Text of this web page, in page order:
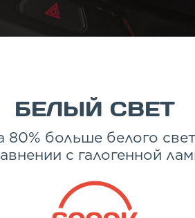
БЕЛЫЙ СВЕТ
80% больше белого
с галогенной